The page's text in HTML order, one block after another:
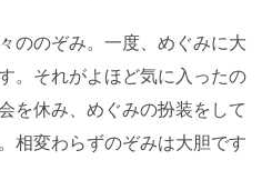
ののぞみ。一度、めぐみに大
。それがよほど気に入ったの
を休み、めぐみの扮装をして
相変わらずのぞみは大胆です